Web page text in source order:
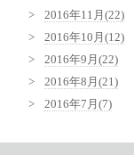
2016年11月(22)
2016年10月(12)
2016年9月(22)
2016年8月(21)
2016年7月(7)